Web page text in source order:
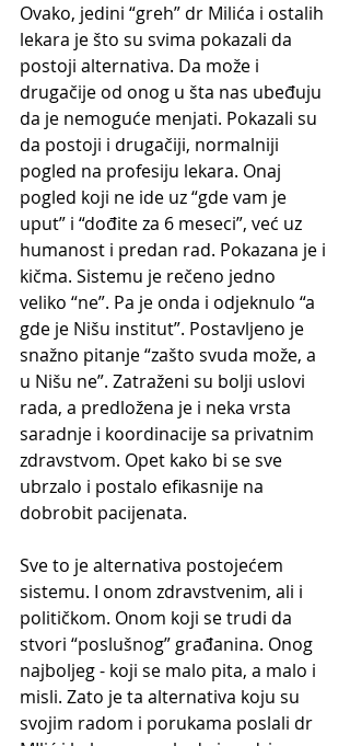
Ovako, jedini “greh” dr Milića i ostalih
lekara je što su svima pokazali da
postoji alternativa. Da može i
drugačije od onog u šta nas ubeđuju
da je nemoguće menjati. Pokazali su
da postoji i drugačiji, normalniji
pogled na profesiju lekara. Onaj
pogled koji ne ide uz “gde vam je
uput” i “dođite za 6 meseci”, već uz
humanost i predan rad. Pokazana je i
kičma. Sistemu je rečeno jedno
veliko “ne”. Pa je onda i odjeknulo “a
gde je Nišu institut”. Postavljeno je
snažno pitanje “zašto svuda može, a
u Nišu ne”. Zatraženi su bolji uslovi
rada, a predložena je i neka vrsta
saradnje i koordinacije sa privatnim
zdravstvom. Opet kako bi se sve
ubrzalo i postalo efikasnije na
dobrobit pacijenata.
Sve to je alternativa postojećem
sistemu. I onom zdravstvenim, ali i
političkom. Onom koji se trudi da
stvori “poslušnog” građanina. Onog
najboljeg - koji se malo pita, a malo i
misli. Zato je ta alternativa koju su
svojim radom i porukama poslali dr